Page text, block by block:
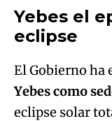
Yebes el
eclipse
El Gobierno ha
Yebes como
eclipse solar